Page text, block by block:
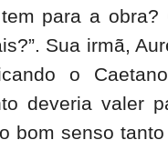
para a obra?
Sua irmã,
o
deveria valer
bom senso tanto